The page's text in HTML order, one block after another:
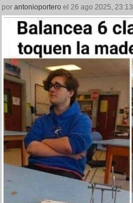
por antonioportero el 26 ago 2025, 23:13